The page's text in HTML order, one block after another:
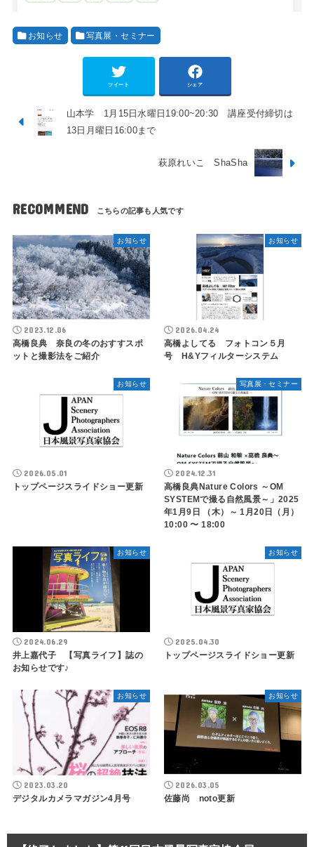
お知らせ 写真展・セミナー
ツイート シェア
山本学 1月15日水曜日19:00~20:30 講座受付締切は
13日月曜日16:00まで
萩原れいこ ShaSha
RECOMMEND
お知らせ
2023.12.06
高橋良典 奈良の冬のおすすスポ
ットと撮影法をご紹介
お知らせ
2026.04.24
高橋よしてる フォトコン５月
号 H&Yフィルターシステム
お知らせ
2026.05.01
トップページスライドショー更新
写真展・セミナー
2024.12.31
高橋良典Nature Colors ～OM
SYSTEMで撮る自然風景～」2025
年1月9日 （木）～ 1月20日（月）
10:00 〜 18:00
お知らせ
2024.06.29
井上嘉代子 【写真ライフ】誌の
お知らせです♪
お知らせ
2025.04.30
トップページスライドショー更新
お知らせ
2023.03.20
デジタルカメラマガジン4月号
お知らせ
2026.03.05
佐藤尚 noto更新